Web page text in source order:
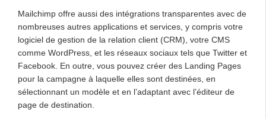
Mailchimp offre aussi des intégrations transparentes avec de
nombreuses autres applications et services , y compris votre
logiciel de gestion de la relation client (CRM), votre CMS
comme WordPress, et les réseaux sociaux tels que Twitter et
Facebook. En outre, vous pouvez créer des Landing Pages
pour la campagne à laquelle elles sont destinées, en
sélectionnant un modèle et en l’adaptant avec l’éditeur de
page de destination.